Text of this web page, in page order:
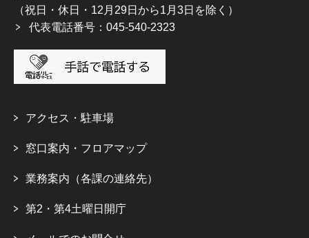
（祝日・休日・12月29日から1月3日を除く）
代表電話番号：045-540-2323
アクセス・駐車場
窓口案内・フロアマップ
業務案内（各課の連絡先）
第2・第4土曜日開庁